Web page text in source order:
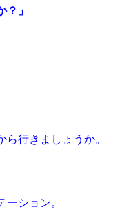
」
行きましょうか。
ション。